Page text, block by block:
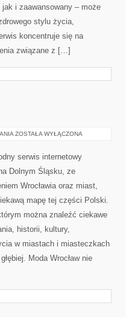
i zaawansowany – może
stylu życia,
koncentruje się na
związane z […]
ZGORZELEC
ZOSTAŁA WYŁĄCZONA
serwis internetowy
Dolnym Śląsku, ze
Wrocławia oraz miast,
mapę tej części Polski.
można znaleźć ciekawe
historii, kultury,
w miastach i miasteczkach
Moda Wrocław nie